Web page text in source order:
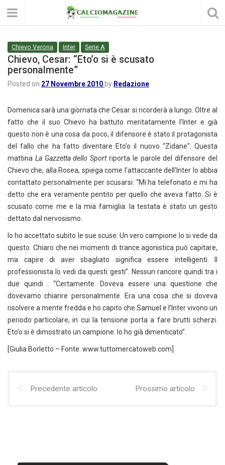
Chievo Verona Inter Serie A
Chievo, Cesar: “Eto’o si è scusato
personalmente”
Posted on 27 Novembre 2010 by Redazione
Domenica sarà una giornata che Cesar si ricorderà a lungo. Oltre al
fatto che il suo Chievo ha battuto meritatamente l’Inter e già
questo non è una cosa da poco, il difensore è stato il protagonista
del fallo che ha fatto diventare Eto’o il nuovo “Zidane”. Questa
mattina La Gazzetta dello Sportriporta le parole del difensore del
Chievo che, alla Rosea, spiega come l’attaccante dell’Inter lo abbia
contattato personalmente per scusarsi: “Mi ha telefonato e mi ha
detto che era veramente pentito per quello che aveva fatto. Si è
scusato come me e la mia famiglia: la testata è stato un gesto
dettato dal nervosismo.
Io ho accettato subito le sue scuse. Un vero campione lo si vede da
questo. Chiaro che nei momenti di trance agonistica può capitare,
ma capire di aver sbagliato significa essere intelligenti. Il
professionista lo vedi da questi gesti”. Nessun rancore quindi tra i
due quindi : “Certamente. Doveva essere una questione che
dovevamo chiarire personalmente. Era una cosa che si doveva
risolvere a mente fredda e ho capito che Samuel e l’Inter vivono un
periodo particolare, in cui la tensione porta a fare brutti scherzi.
Eto’o si è dimostrato un campione. Io ho già dimenticato”.
[Giulia Borletto – Fonte: www.tuttomercatoweb.com]
Precedente articolo Prossimo articolo